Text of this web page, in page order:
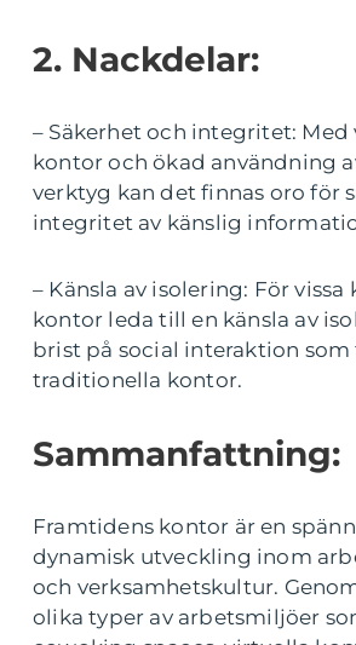
2. Nackdelar:
– Säkerhet och integritet: Med
kontor och ökad användning
verktyg kan det finnas oro för
integritet av känslig
– Känsla av isolering: För vissa
kontor leda till en känsla av
brist på social interaktion som
traditionella kontor.
Sammanfattning:
Framtidens kontor är en
dynamisk utveckling inom
och verksamhetskultur.
olika typer av arbetsmiljöer